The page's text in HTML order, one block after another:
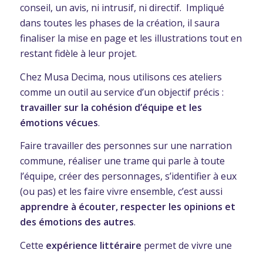
conseil, un avis, ni intrusif, ni directif. Impliqué
dans toutes les phases de la création, il saura
finaliser la mise en page et les illustrations tout en
restant fidèle à leur projet.
Chez Musa Decima, nous utilisons ces ateliers
comme un outil au service d’un objectif précis :
travailler sur la cohésion d’équipe et les
émotions vécues.
Faire travailler des personnes sur une narration
commune, réaliser une trame qui parle à toute
l’équipe, créer des personnages, s’identifier à eux
(ou pas) et les faire vivre ensemble, c’est aussi
apprendre à écouter, respecter les opinions et
des émotions des autres.
Cette expérience littéraire permet de vivre une